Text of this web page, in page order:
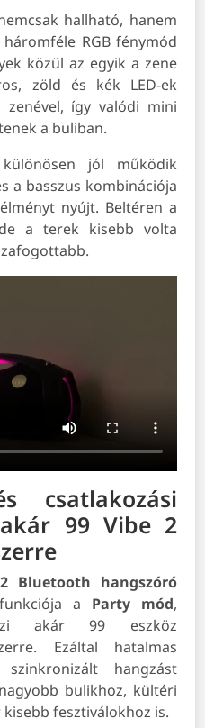
hallható, hanem
RGB fénymód
közül az egyik a zene
zöld és kék LED-ek
így valódi mini
a buliban.
jól működik
a basszus kombinációja
nyújt. Beltéren a
a terek kisebb volta
csatlakozási
99 Vibe 2
Bluetooth hangszóró
a Party mód,
akár 99 eszköz
Ezáltal hatalmas
hangzást
bulikhoz, kültéri
fesztiválokhoz is.